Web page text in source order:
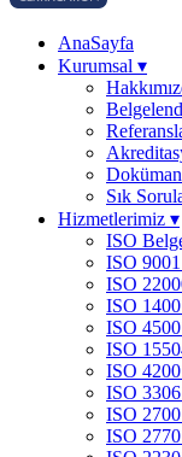
AnaSayfa
Kurumsal ▾
Sık
Hizmetlerimiz ▾
ISO
ISO
ISO
ISO
ISO
ISO
ISO
ISO
ISO
ISO